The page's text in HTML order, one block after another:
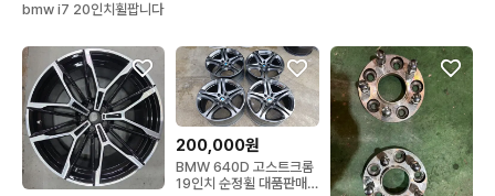
bmw i7 20인치휠팝니다
200,000원
BMW 640D 고스트크롬
19인치 순정휠 대품판매